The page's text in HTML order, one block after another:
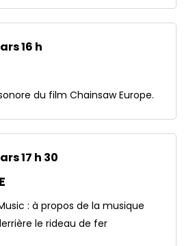
16 h
du film Chainsaw Europe.
17 h 30
: à propos de la musique
le rideau de fer